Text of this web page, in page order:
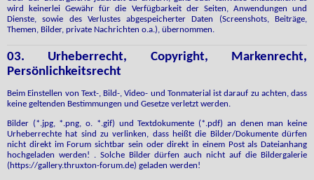
wird keinerlei Gewähr für die Verfügbarkeit der Seiten, Anwendungen und
Dienste, sowie des Verlustes abgespeicherter Daten (Screenshots, Beiträge,
Themen, Bilder, private Nachrichten o.a.), übernommen.
03. Urheberrecht, Copyright, Markenrecht,
Persönlichkeitsrecht
Beim Einstellen von Text-, Bild-, Video- und Tonmaterial ist darauf zu achten, dass
keine geltenden Bestimmungen und Gesetze verletzt werden.
Bilder (*.jpg, *.png, o. *.gif) und Textdokumente (*.pdf) an denen man keine
Urheberrechte hat sind zu verlinken, dass heißt die Bilder/Dokumente dürfen
nicht direkt im Forum sichtbar sein oder direkt in einem Post als Dateianhang
hochgeladen werden! . Solche Bilder dürfen auch nicht auf die Bildergalerie
(https://gallery.thruxton-forum.de) geladen werden!